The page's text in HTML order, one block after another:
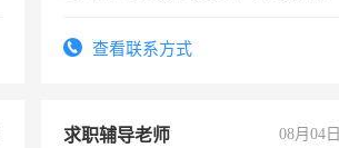
有高低压电工证和十几年工作经验
查看联系方式
求职辅导老师 08月04日